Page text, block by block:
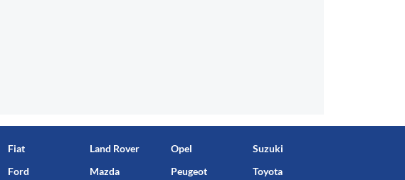
Fiat
Ford
Land Rover
Mazda
Opel
Peugeot
Suzuki
Toyota